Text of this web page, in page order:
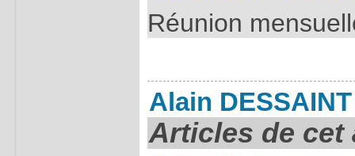
Réunion
Alain DESSAINT
Articles de cet